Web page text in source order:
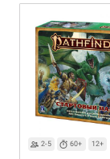
2-5 60+ 12+